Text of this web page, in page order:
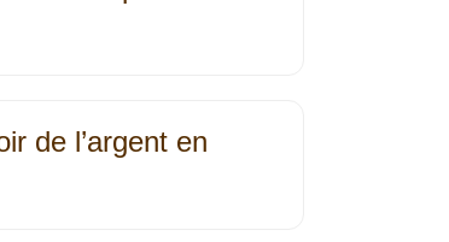
de l’argent en